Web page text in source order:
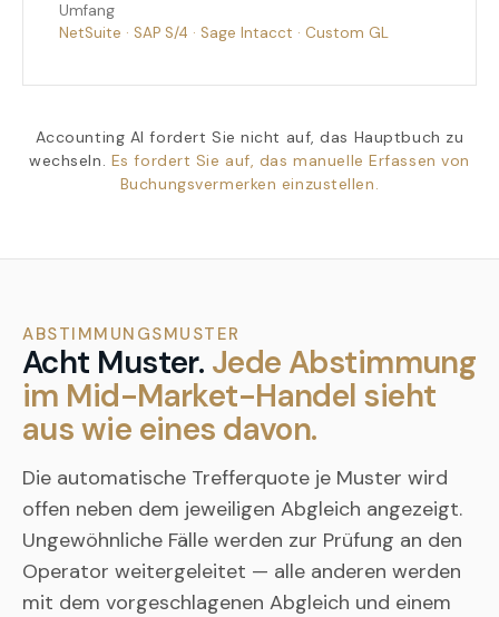
Umfang
NetSuite · SAP S/4 · Sage Intacct · Custom GL
Accounting AI fordert Sie nicht auf, das Hauptbuch zu
wechseln. Es fordert Sie auf, das manuelle Erfassen von
Buchungsvermerken einzustellen.
ABSTIMMUNGSMUSTER
Acht Muster. Jede Abstimmung
im Mid-Market-Handel sieht
aus wie eines davon.
Die automatische Trefferquote je Muster wird
offen neben dem jeweiligen Abgleich angezeigt.
Ungewöhnliche Fälle werden zur Prüfung an den
Operator weitergeleitet — alle anderen werden
mit dem vorgeschlagenen Abgleich und einem